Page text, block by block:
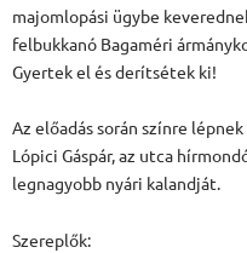
majomlopási ügybe
felbukkanó Bagaméri
Gyertek el és derítsétek ki!
Az előadás során színre
Lópici Gáspár, az utca
legnagyobb nyári kalandját.
Szereplők: